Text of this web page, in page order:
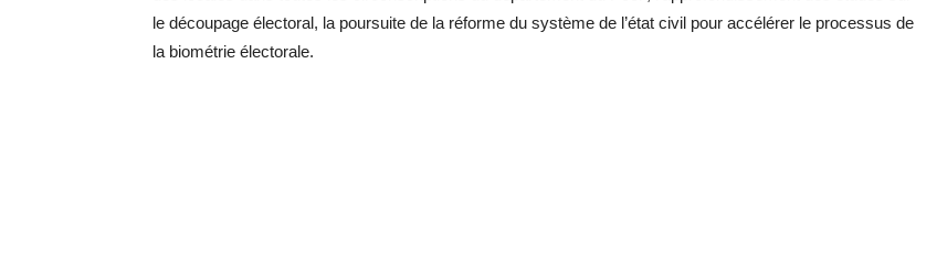
le découpage électoral, la poursuite de la réforme du système de l’état civil pour accélérer le processus de
la biométrie électorale.